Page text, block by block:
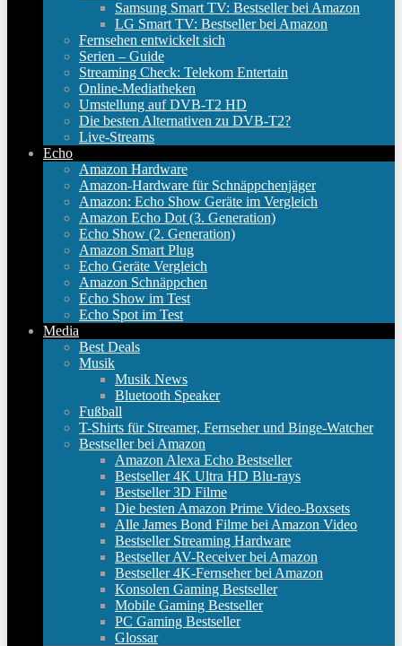
Samsung Smart TV: Bestseller bei Amazon
LG Smart TV: Bestseller bei Amazon
Fernsehen entwickelt sich
Serien – Guide
Streaming Check: Telekom Entertain
Online-Mediatheken
Umstellung auf DVB-T2 HD
Die besten Alternativen zu DVB-T2?
Live-Streams
Echo
Amazon Hardware
Amazon-Hardware für Schnäppchenjäger
Amazon: Echo Show Geräte im Vergleich
Amazon Echo Dot (3. Generation)
Echo Show (2. Generation)
Amazon Smart Plug
Echo Geräte Vergleich
Amazon Schnäppchen
Echo Show im Test
Echo Spot im Test
Media
Best Deals
Musik
Musik News
Bluetooth Speaker
Fußball
T-Shirts für Streamer, Fernseher und Binge-Watcher
Bestseller bei Amazon
Amazon Alexa Echo Bestseller
Bestseller 4K Ultra HD Blu-rays
Bestseller 3D Filme
Die besten Amazon Prime Video-Boxsets
Alle James Bond Filme bei Amazon Video
Bestseller Streaming Hardware
Bestseller AV-Receiver bei Amazon
Bestseller 4K-Fernseher bei Amazon
Konsolen Gaming Bestseller
Mobile Gaming Bestseller
PC Gaming Bestseller
Glossar